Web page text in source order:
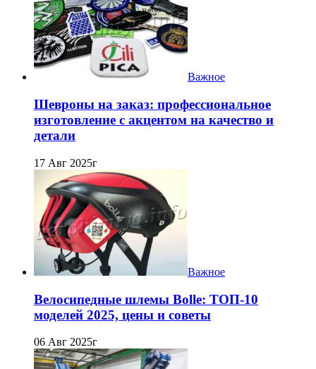
Важное
Шевроны на заказ: профессиональное
изготовление с акцентом на качество и
детали
17 Авг 2025г
Важное
Велосипедные шлемы Bolle: ТОП-10
моделей 2025, цены и советы
06 Авг 2025г